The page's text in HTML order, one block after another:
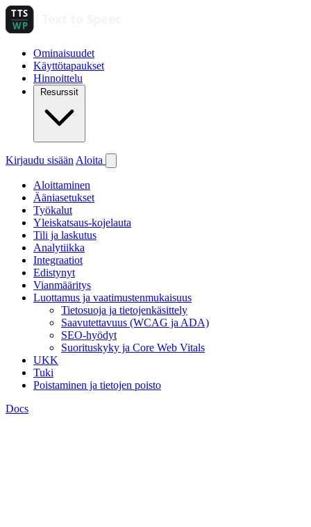
Ominaisuudet
Käyttötapaukset
Hinnoittelu
Resurssit
Kirjaudu sisään Aloita
Aloittaminen
Ääniasetukset
Työkalut
Yleiskatsaus-kojelauta
Tili ja laskutus
Analytiikka
Integraatiot
Edistynyt
Vianmääritys
Luottamus ja vaatimustenmukaisuus
Tietosuoja ja tietojenkäsittely
Saavutettavuus (WCAG ja ADA)
SEO-hyödyt
Suorituskyky ja Core Web Vitals
UKK
Tuki
Poistaminen ja tietojen poisto
Docs